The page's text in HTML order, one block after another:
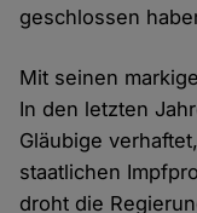
geschlossen
Mit seinen
In den letzten
Gläubige
staatlichen
droht die